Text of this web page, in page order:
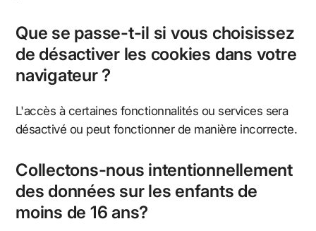
Que se passe-t-il si vous choisissez
de désactiver les cookies dans votre
navigateur ?
L'accès à certaines fonctionnalités ou services sera
désactivé ou peut fonctionner de manière incorrecte.
Collectons-nous intentionnellement
des données sur les enfants de
moins de 16 ans?